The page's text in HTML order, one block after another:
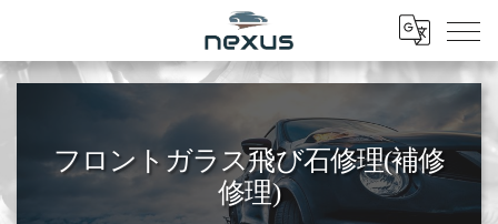
Menu
フロントガラス飛び石修理(補修
修理)